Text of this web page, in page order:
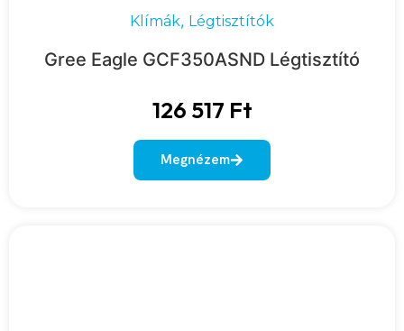
Klímák, Légtisztítók
Gree Eagle GCF350ASND Légtisztító
126 517 Ft
Megnézem